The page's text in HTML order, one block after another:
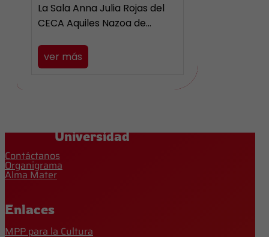
La Sala Anna Julia Rojas del
CECA Aquiles Nazoa de…
ver más
Universidad
Contáctanos
Organigrama
Alma Mater
Enlaces
MPP para la Cultura